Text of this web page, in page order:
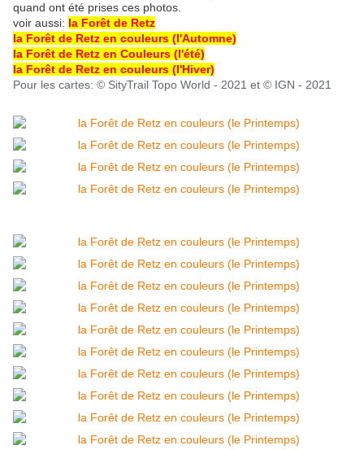
quand ont été prises ces photos.
voir aussi: la Forêt de Retz
la Forêt de Retz en couleurs (l'Automne)
la Forêt de Retz en Couleurs (l'été)
la Forêt de Retz en couleurs (l'Hiver)
Pour les cartes: © SityTrail Topo World - 2021 et © IGN - 2021